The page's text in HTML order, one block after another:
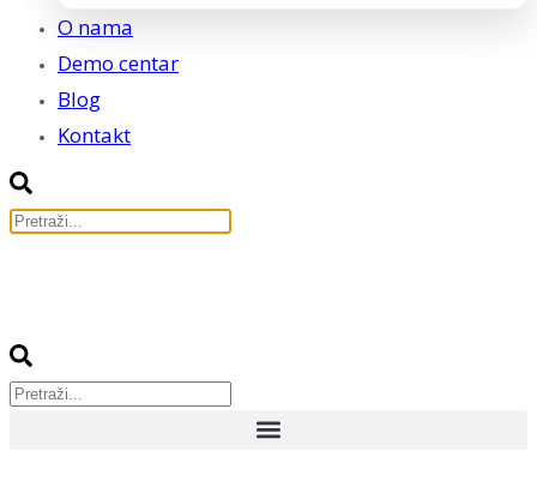
O nama
Demo centar
Blog
Kontakt